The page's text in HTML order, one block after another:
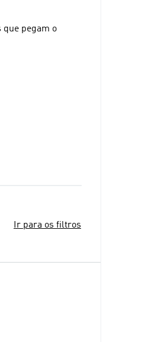
que pegam o
Ir para os filtros